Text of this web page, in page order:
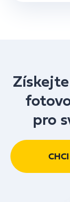
pro